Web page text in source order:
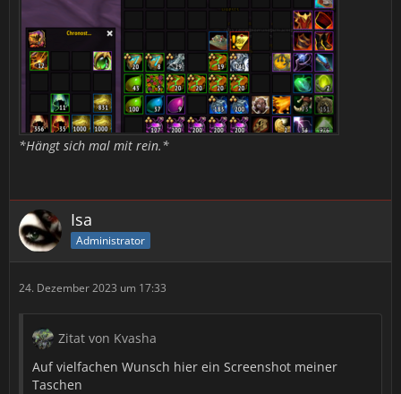
*Hängt sich mal mit rein.*
Isa
Administrator
24. Dezember 2023 um 17:33
Zitat von Kvasha
Auf vielfachen Wunsch hier ein Screenshot meiner
Taschen